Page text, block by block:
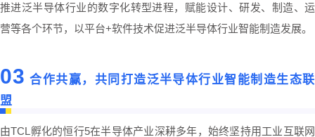
推进泛半导体行业的数字化转型进程，赋能设计、研发、制造、运
营等各个环节，以平台+软件技术促进泛半导体行业智能制造发展。
03 合作共赢，共同打造泛半导体行业智能制造生态联
盟
由TCL孵化的恒行5在半导体产业深耕多年，始终坚持用工业互联网